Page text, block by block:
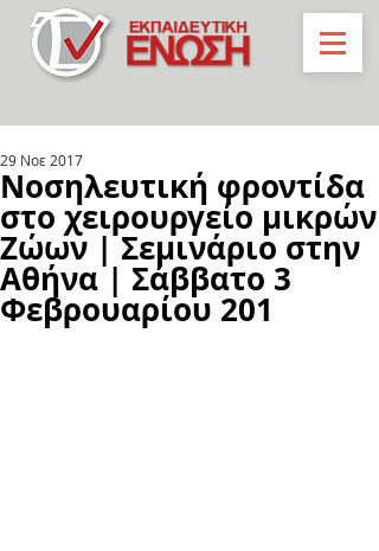
Νοσηλευτική φροντίδα
στο χειρουργείο μικρών
Ζώων | Σεμινάριο στην
Αθήνα | Σάββατο 3
Φεβρουαρίου 201
29 Νοε 2017